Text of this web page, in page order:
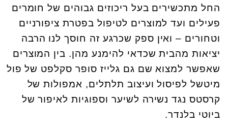
החל מתכשירים בעל ריכוזים גבוהים של חומרים
פעילים ועד למוצרים לטיפול בפטרת ציפורניים
וטחורים – ואין ספק שכרגע זה חוסך לנו הרבה
יציאות מהבית שכדאי להימנע מהן. בין המוצרים
שאפשר למצוא שם גם גלייז סופר סקלפט של פול
מיטשל לפיסול ועיצוב תלתלים, אמפולות של
קרסטס נגד נשירה לשיער וספוגיות לאיפור של
ביוטי בלנדר.